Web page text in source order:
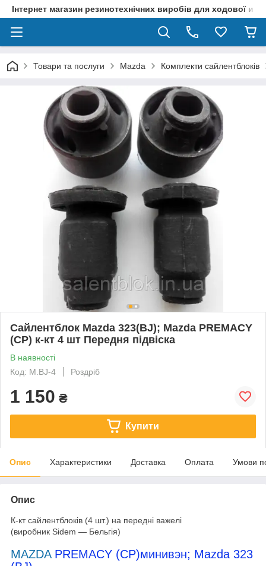
Інтернет магазин резинотехнічних виробів для ходової и
Товари та послуги Mazda Комплекти сайлентблоків
Сайлентблок Mazda 323(BJ); Mazda PREMACY
(CP) к-кт 4 шт Передня підвіска
В наявності
Код: M.BJ-4
Роздріб
1 150 ₴
Купити
Опис Характеристики Доставка Оплата Умови
Опис
К-кт сайлентблоків (4 шт.) на передні важелі
(виробник Sidem — Бельгія)
MAZDAPREMACY (CP)минивэн; Mazda 323